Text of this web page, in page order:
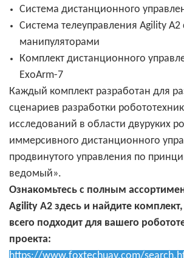
Система дистанционного
Система телеуправления Agility A2
манипуляторами
Комплект дистанционного
ExoArm-7
Каждый комплект разработан для
сценариев разработки
исследований в области двуруких
иммерсивного дистанционного
продвинутого управления по
ведомый».
Ознакомьтесь с полным
Agility A2 здесь и найдите
всего подходит для вашего
проекта: